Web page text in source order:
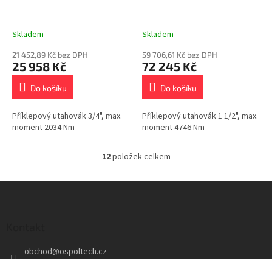
Skladem
21 452,89 Kč bez DPH
25 958 Kč
Do košíku
Příklepový utahovák 3/4", max.
moment 2034 Nm
Skladem
59 706,61 Kč bez DPH
72 245 Kč
Do košíku
Příklepový utahovák 1 1/2", max.
moment 4746 Nm
O
l
12položek celkem
obchod@ospoltech.cz